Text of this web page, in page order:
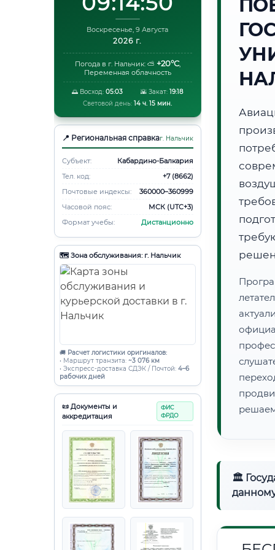
Воскресенье, 9 Августа
2026 г.
Погода в г. Нальчик: ⛅ +20°C,
Переменная облачность
🌅 Восход: 05:03 🌇 Закат: 19:18
Световой день: 14 ч. 15 мин.
📍 Региональная справкаг. Нальчик
Субъект:
Кабардино-Балкария
Тел. код:
+7 (8662)
Почтовые индексы:
360000–360999
Часовой пояс:
МСК (UTC+3)
Формат учебы:
Дистанционно
🗺️ Зона обслуживания: г. Нальчик
🚚 Расчет логистики оригиналов:
• Маршрут транзита: ~3 076 км
• Экспресс-доставка СДЭК / Почтой: 4–6
рабочих дней
📜 Документы и
аккредитация
ФИС
ФРДО
🏛